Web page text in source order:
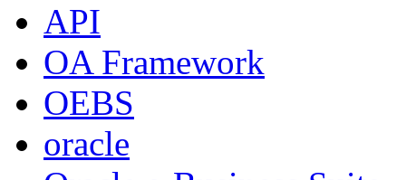
API
OA Framework
OEBS
oracle